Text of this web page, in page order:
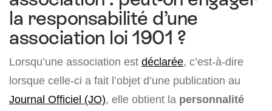
la responsabilité d’une
association loi 1901 ?
Lorsqu’une association est déclarée, c’est-à-dire
lorsque celle-ci a fait l’objet d’une publication au
Journal Officiel (JO), elle obtient la personnalité